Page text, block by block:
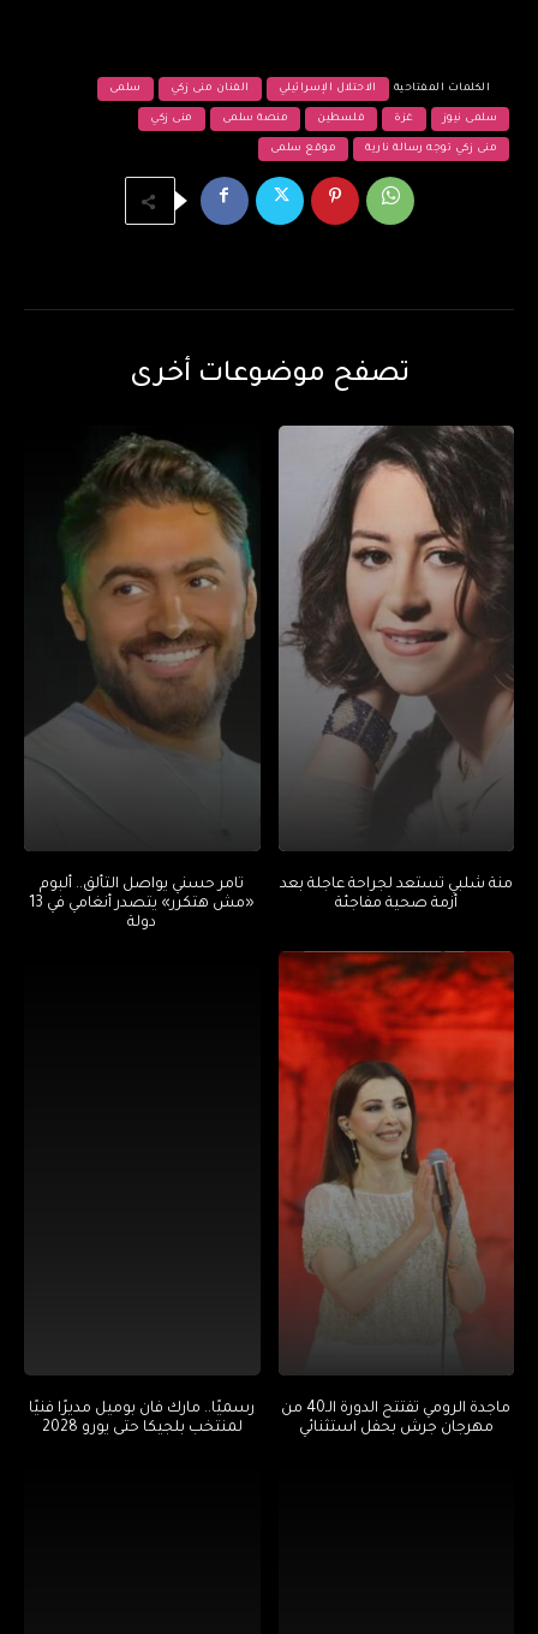
الكلمات المفتاحية الاحتلال الإسرائيلي الفنان منى زكي سلمى
سلمى نيوز غزة فلسطين منصة سلمى منى زكي
منى زكي توجه رسالة نارية موقع سلمى
تصفح موضوعات أخرى
منة شلبي تستعد لجراحة عاجلة بعد
أزمة صحية مفاجئة
تامر حسني يواصل التألق.. ألبوم
«مش هتكرر» يتصدر أنغامي في 13
دولة
ماجدة الرومي تفتتح الدورة الـ40 من
مهرجان جرش بحفل استثنائي
رسميًا.. مارك فان بوميل مديرًا فنيًا
لمنتخب بلجيكا حتى يورو 2028